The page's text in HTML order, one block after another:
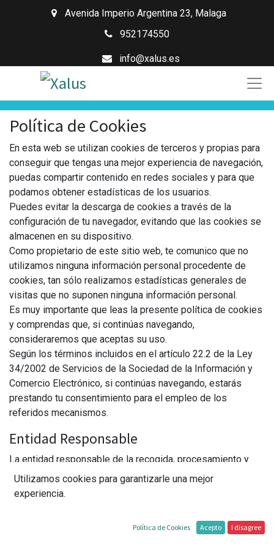
Avenida Imperio Argentina 23, Malaga
952174550
info@xalus.es
Política de Cookies
En esta web se utilizan cookies de terceros y propias para
conseguir que tengas una mejor experiencia de navegación,
puedas compartir contenido en redes sociales y para que
podamos obtener estadísticas de los usuarios.
Puedes evitar la descarga de cookies a través de la
configuración de tu navegador, evitando que las cookies se
almacenen en su dispositivo.
Como propietario de este sitio web, te comunico que no
utilizamos ninguna información personal procedente de
cookies, tan sólo realizamos estadísticas generales de
visitas que no suponen ninguna información personal.
Es muy importante que leas la presente política de cookies
y comprendas que, si continúas navegando,
consideraremos que aceptas su uso.
Según los términos incluidos en el artículo 22.2 de la Ley
34/2002 de Servicios de la Sociedad de la Información y
Comercio Electrónico, si continúas navegando, estarás
prestando tu consentimiento para el empleo de los
referidos mecanismos.
Entidad Responsable
La entidad responsable de la recogida, procesamiento y
utilización de tus datos personales, en el sentido
establecido por la Ley de Protección de Datos Personales
Rehabilitación Especializada, S.L. – c/ Jalón, 32 C.P.: 29004-
Utilizamos cookies para garantizarle una mejor
experiencia.
Política de Cookies Acepto I disagree